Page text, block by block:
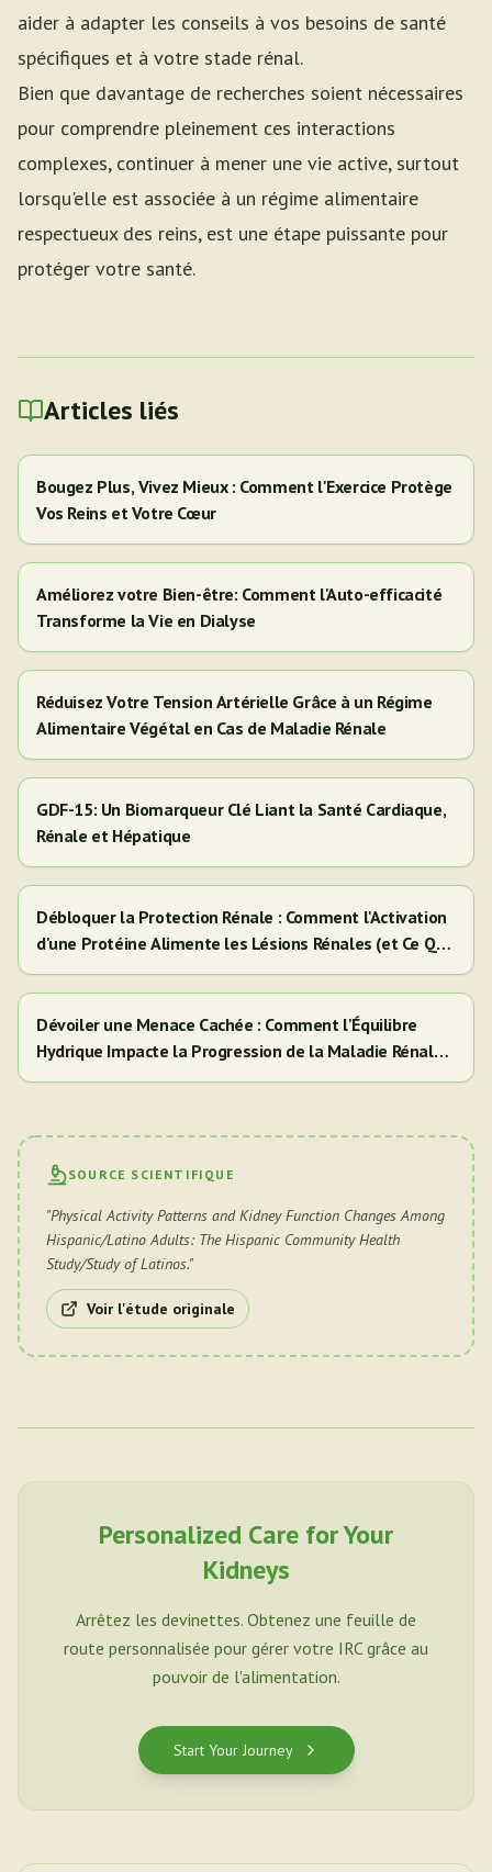
aider à adapter les conseils à vos besoins de santé
spécifiques et à votre stade rénal.
Bien que davantage de recherches soient nécessaires
pour comprendre pleinement ces interactions
complexes, continuer à mener une vie active, surtout
lorsqu'elle est associée à un régime alimentaire
respectueux des reins, est une étape puissante pour
protéger votre santé.
Articles liés
Bougez Plus, Vivez Mieux : Comment l'Exercice Protège
Vos Reins et Votre Cœur
Améliorez votre Bien-être: Comment l'Auto-efficacité
Transforme la Vie en Dialyse
Réduisez Votre Tension Artérielle Grâce à un Régime
Alimentaire Végétal en Cas de Maladie Rénale
GDF-15: Un Biomarqueur Clé Liant la Santé Cardiaque,
Rénale et Hépatique
Débloquer la Protection Rénale : Comment l'Activation
d'une Protéine Alimente les Lésions Rénales (et Ce Que
Cela Signifie Pour Vous)
Dévoiler une Menace Cachée : Comment l'Équilibre
Hydrique Impacte la Progression de la Maladie Rénale
Diabétique
SOURCE SCIENTIFIQUE
"Physical Activity Patterns and Kidney Function Changes Among
Hispanic/Latino Adults: The Hispanic Community Health
Study/Study of Latinos."
Voir l'étude originale
Personalized Care for Your
Kidneys
Arrêtez les devinettes. Obtenez une feuille de
route personnalisée pour gérer votre IRC grâce au
pouvoir de l'alimentation.
Start Your Journey